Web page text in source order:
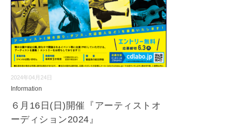
2024年04月24日
Information
６月16日(日)開催『アーティストオ
ーディション2024』